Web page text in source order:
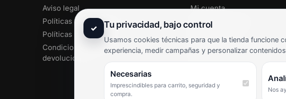
Aviso legal
Políticas de privacidad
Políticas de cookies
Condiciones de envío y
devoluciones
Mi cuenta
Soporte al cliente
Términos y condiciones
Preguntas frecuentes
✓ Tu privacidad, bajo control
Usamos cookies técnicas para que la tienda funcione
experiencia, medir campañas y personalizar
Necesarias
Imprescindibles para carrito, seguridad y
compra.
Nos